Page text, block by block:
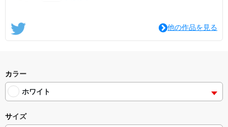
他の作品を見る
カラー
ホワイト
サイズ